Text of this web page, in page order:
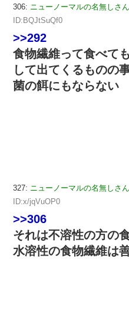
306: ニューノーマルの名無しさん
ID:BQJtSuQf0
>>292
食物繊維って食べて
して出てくるものの
菌の餌にもならない
327: ニューノーマルの名無しさん
ID:x/jqVuOP0
>>306
それは不溶性の方の
水溶性の食物繊維は